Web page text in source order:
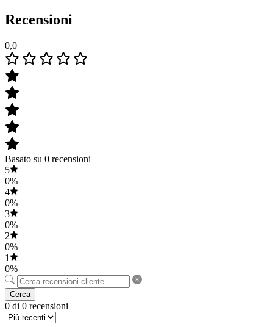
Recensioni
0,0
Basato su 0 recensioni
5
0%
4
0%
3
0%
2
0%
1
0%
Cerca
0 di 0 recensioni